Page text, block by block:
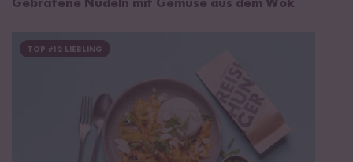
Gebratene Nudeln mit Gemüse aus dem Wok
TOP #12 LIEBLING